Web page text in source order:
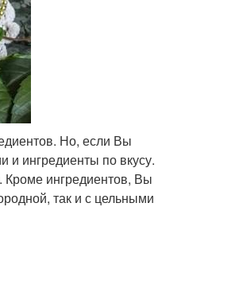
Но, если Вы
и ингредиенты по вкусу.
Кроме ингредиентов, Вы
так и с цельными